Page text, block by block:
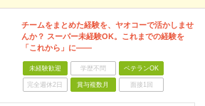
チームをまとめた経験を、ヤオコーで活かしませ
んか？ スーパー未経験OK。これまでの経験を
「これから」に――
未経験歓迎 学歴不問 ベテランOK
完全週休2日 賞与複数月 面接1回